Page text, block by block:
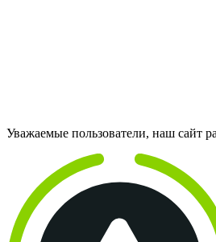
Уважаемые пользователи, наш сайт